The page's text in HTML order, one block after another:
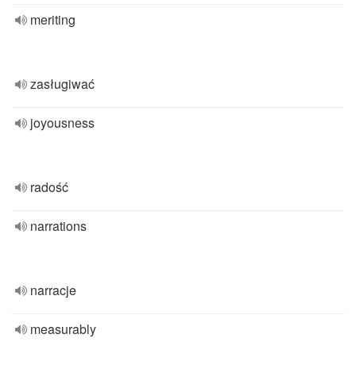
meriting
zasługiwać
joyousness
radość
narrations
narracje
measurably